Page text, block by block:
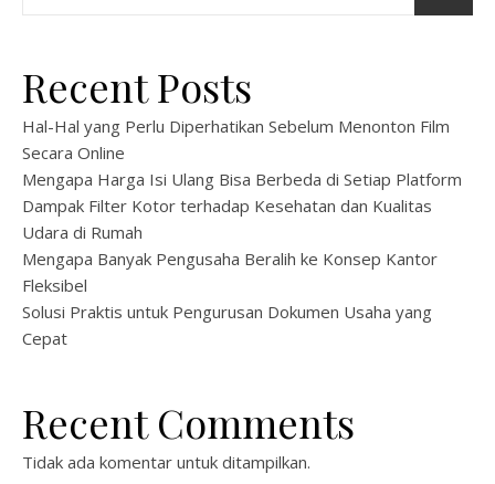
Recent Posts
Hal-Hal yang Perlu Diperhatikan Sebelum Menonton Film
Secara Online
Mengapa Harga Isi Ulang Bisa Berbeda di Setiap Platform
Dampak Filter Kotor terhadap Kesehatan dan Kualitas
Udara di Rumah
Mengapa Banyak Pengusaha Beralih ke Konsep Kantor
Fleksibel
Solusi Praktis untuk Pengurusan Dokumen Usaha yang
Cepat
Recent Comments
Tidak ada komentar untuk ditampilkan.